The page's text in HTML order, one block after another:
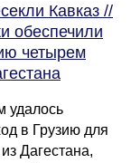
Кавказ //
обеспечили
четырем
удалось
в Грузию для
Дагестана,